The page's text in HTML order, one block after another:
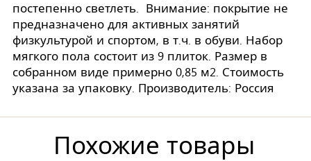
постепенно светлеть. Внимание: покрытие не
предназначено для активных занятий
физкультурой и спортом, в т.ч. в обуви. Набор
мягкого пола состоит из 9 плиток. Размер в
собранном виде примерно 0,85 м2. Стоимость
указана за упаковку. Производитель: Россия
Похожие товары